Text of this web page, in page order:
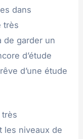
dans
très
de garder un
d’étude
d’une étude
les niveaux de